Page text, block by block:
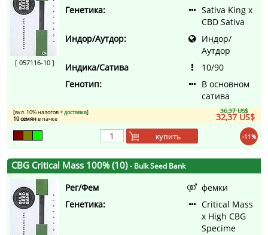
[ 057116-10 ]
Генетика:
Sativa King x
CBD Sativa
Индор/Аутдор:
Индор/
Аутдор
Индика/Сатива
10/90
Генотип:
В основном
сатива
36,37 US$
32,37 US$
[вкл. 10% налогов+ доставка]
10 семянв пачке
-11%
купить
CBG Critical Mass 100% (10)- Bulk Seed Bank
Рег/Фем
фемки
Генетика:
Critical Mass
x High CBG
Specime